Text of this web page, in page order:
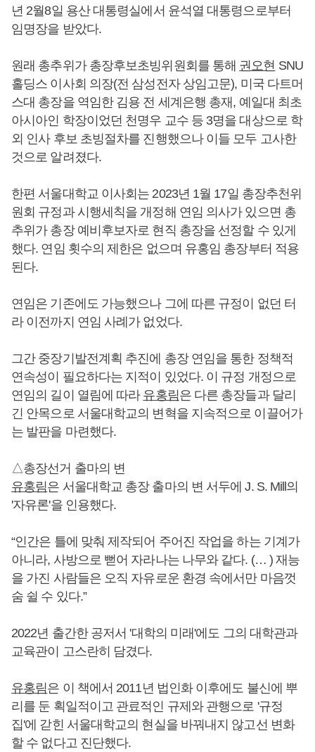
년 2월8일 용산 대통령실에서 윤석열 대통령으로부터
임명장을 받았다.
원래 총추위가 총장후보초빙위원회를 통해 권오현 SNU
홀딩스 이사회 의장(전 삼성전자 상임고문), 미국 다트머
스대 총장을 역임한 김용 전 세계은행 총재, 예일대 최초
아시아인 학장이었던 천명우 교수 등 3명을 대상으로 학
외 인사 후보 초빙절차를 진행했으나 이들 모두 고사한
것으로 알려졌다.
한편 서울대학교 이사회는 2023년 1월 17일 총장추천위
원회 규정과 시행세칙을 개정해 연임 의사가 있으면 총
추위가 총장 예비후보자로 현직 총장을 선정할 수 있게
했다. 연임 횟수의 제한은 없으며 유홍임 총장부터 적용
된다.
연임은 기존에도 가능했으나 그에 따른 규정이 없던 터
라 이전까지 연임 사례가 없었다.
그간 중장기발전계획 추진에 총장 연임을 통한 정책적
연속성이 필요하다는 지적이 있었다. 이 규정 개정으로
연임의 길이 열림에 따라 유홍림은 다른 총장들과 달리
긴 안목으로 서울대학교의 변혁을 지속적으로 이끌어가
는 발판을 마련했다.
△총장선거 출마의 변
유홍림은 서울대학교 총장 출마의 변 서두에 J. S. Mill의
'자유론'을 인용했다.
“인간은 틀에 맞춰 제작되어 주어진 작업을 하는 기계가
아니라, 사방으로 뻗어 자라나는 나무와 같다. (… ) 재능
을 가진 사람들은 오직 자유로운 환경 속에서만 마음껏
숨 쉴 수 있다.”
2022년 출간한 공저서 '대학의 미래'에도 그의 대학관과
교육관이 고스란히 담겼다.
유홍림은 이 책에서 2011년 법인화 이후에도 불신에 뿌
리를 둔 획일적이고 관료적인 규제와 관행으로 '규정
집'에 갇힌 서울대학교의 현실을 바꿔내지 않고선 변화
할 수 없다고 진단했다.